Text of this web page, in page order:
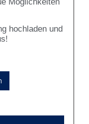
Möglichkeiten
hochladen und